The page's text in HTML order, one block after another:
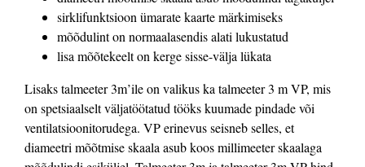
sirklifunktsioon ümarate kaarte märkimiseks
mõõdulint on normaalasendis alati lukustatud
lisa mõõtekeelt on kerge sisse-välja lükata
Lisaks talmeeter 3m’ile on valikus ka talmeeter 3 m VP, mis
on spetsiaalselt väljatöötatud tööks kuumade pindade või
ventilatsioonitorudega. VP erinevus seisneb selles, et
diameetri mõõtmise skaala asub koos millimeeter skaalaga